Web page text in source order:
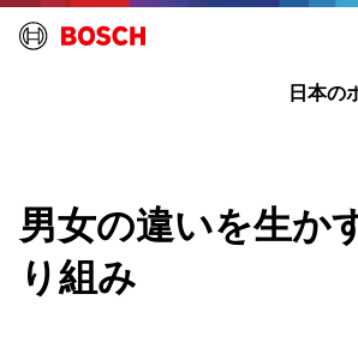
日本の
男女の違いを生か
り組み